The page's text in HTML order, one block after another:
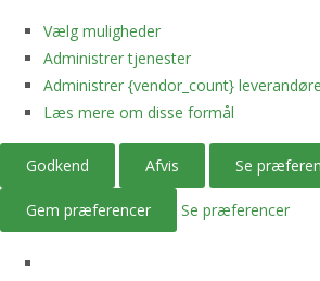
Vælg muligheder
Administrer tjenester
Administrer {vendor_count}
Læs mere om disse formål
Godkend Afvis Se
Gem præferencer Se præferencer